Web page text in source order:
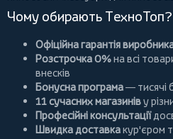
Чому обирають ТехноТоп?
Офіційна гарантія
Розстрочка 0%на всі
внесків
Бонусна програма— тисячі
11 сучасних магазиніву
Професійні консультації
Швидка доставкакур'єром